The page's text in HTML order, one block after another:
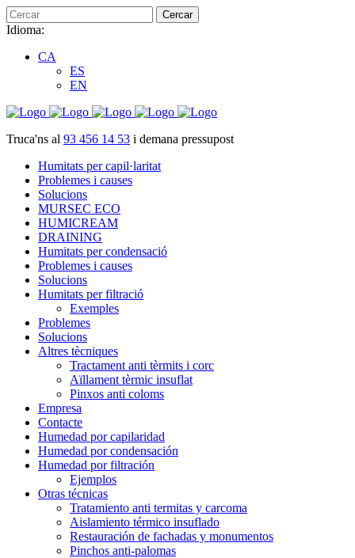
Idioma:
CA
ES
EN
Truca'ns al 93 456 14 53 i demana pressupost
Humitats per capil·laritat
Problemes i causes
Solucions
MURSEC ECO
HUMICREAM
DRAINING
Humitats per condensació
Problemes i causes
Solucions
Humitats per filtració
Exemples
Problemes
Solucions
Altres tècniques
Tractament anti tèrmits i corc
Aïllament tèrmic insuflat
Pinxos anti coloms
Empresa
Contacte
Humedad por capilaridad
Humedad por condensación
Humedad por filtración
Ejemplos
Otras técnicas
Tratamiento anti termitas y carcoma
Aislamiento térmico insuflado
Restauración de fachadas y monumentos
Pinchos anti-palomas